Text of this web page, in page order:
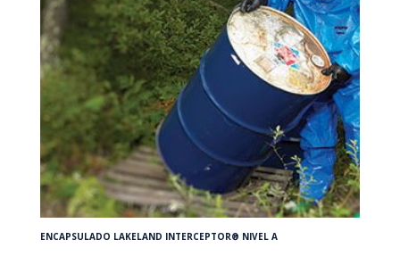
ENCAPSULADO LAKELAND INTERCEPTOR® NIVEL A